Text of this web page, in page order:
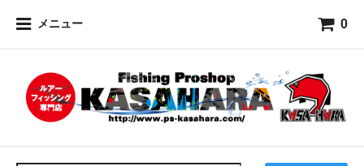
メニュー 0